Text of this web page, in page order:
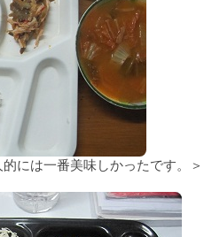
には一番美味しかったです。＞